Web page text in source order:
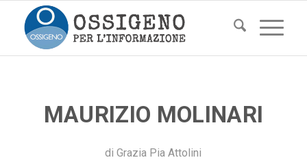
MAURIZIO MOLINARI
diGrazia Pia Attolini